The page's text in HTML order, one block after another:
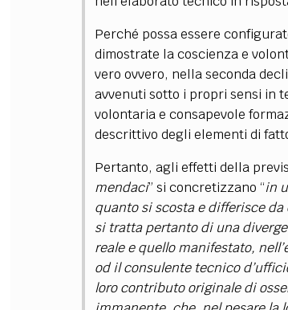
Perché possa essere
dimostrate la coscienza e
vero ovvero, nella seconda
avvenuti sotto i propri sensi in
volontaria e consapevole
descrittivo degli elementi di
Pertanto, agli effetti della
mendaci” si concretizzano “in
quanto si scosta e differisce
si tratta pertanto di una
reale e quello manifestato,
od il consulente tecnico
loro contributo originale di